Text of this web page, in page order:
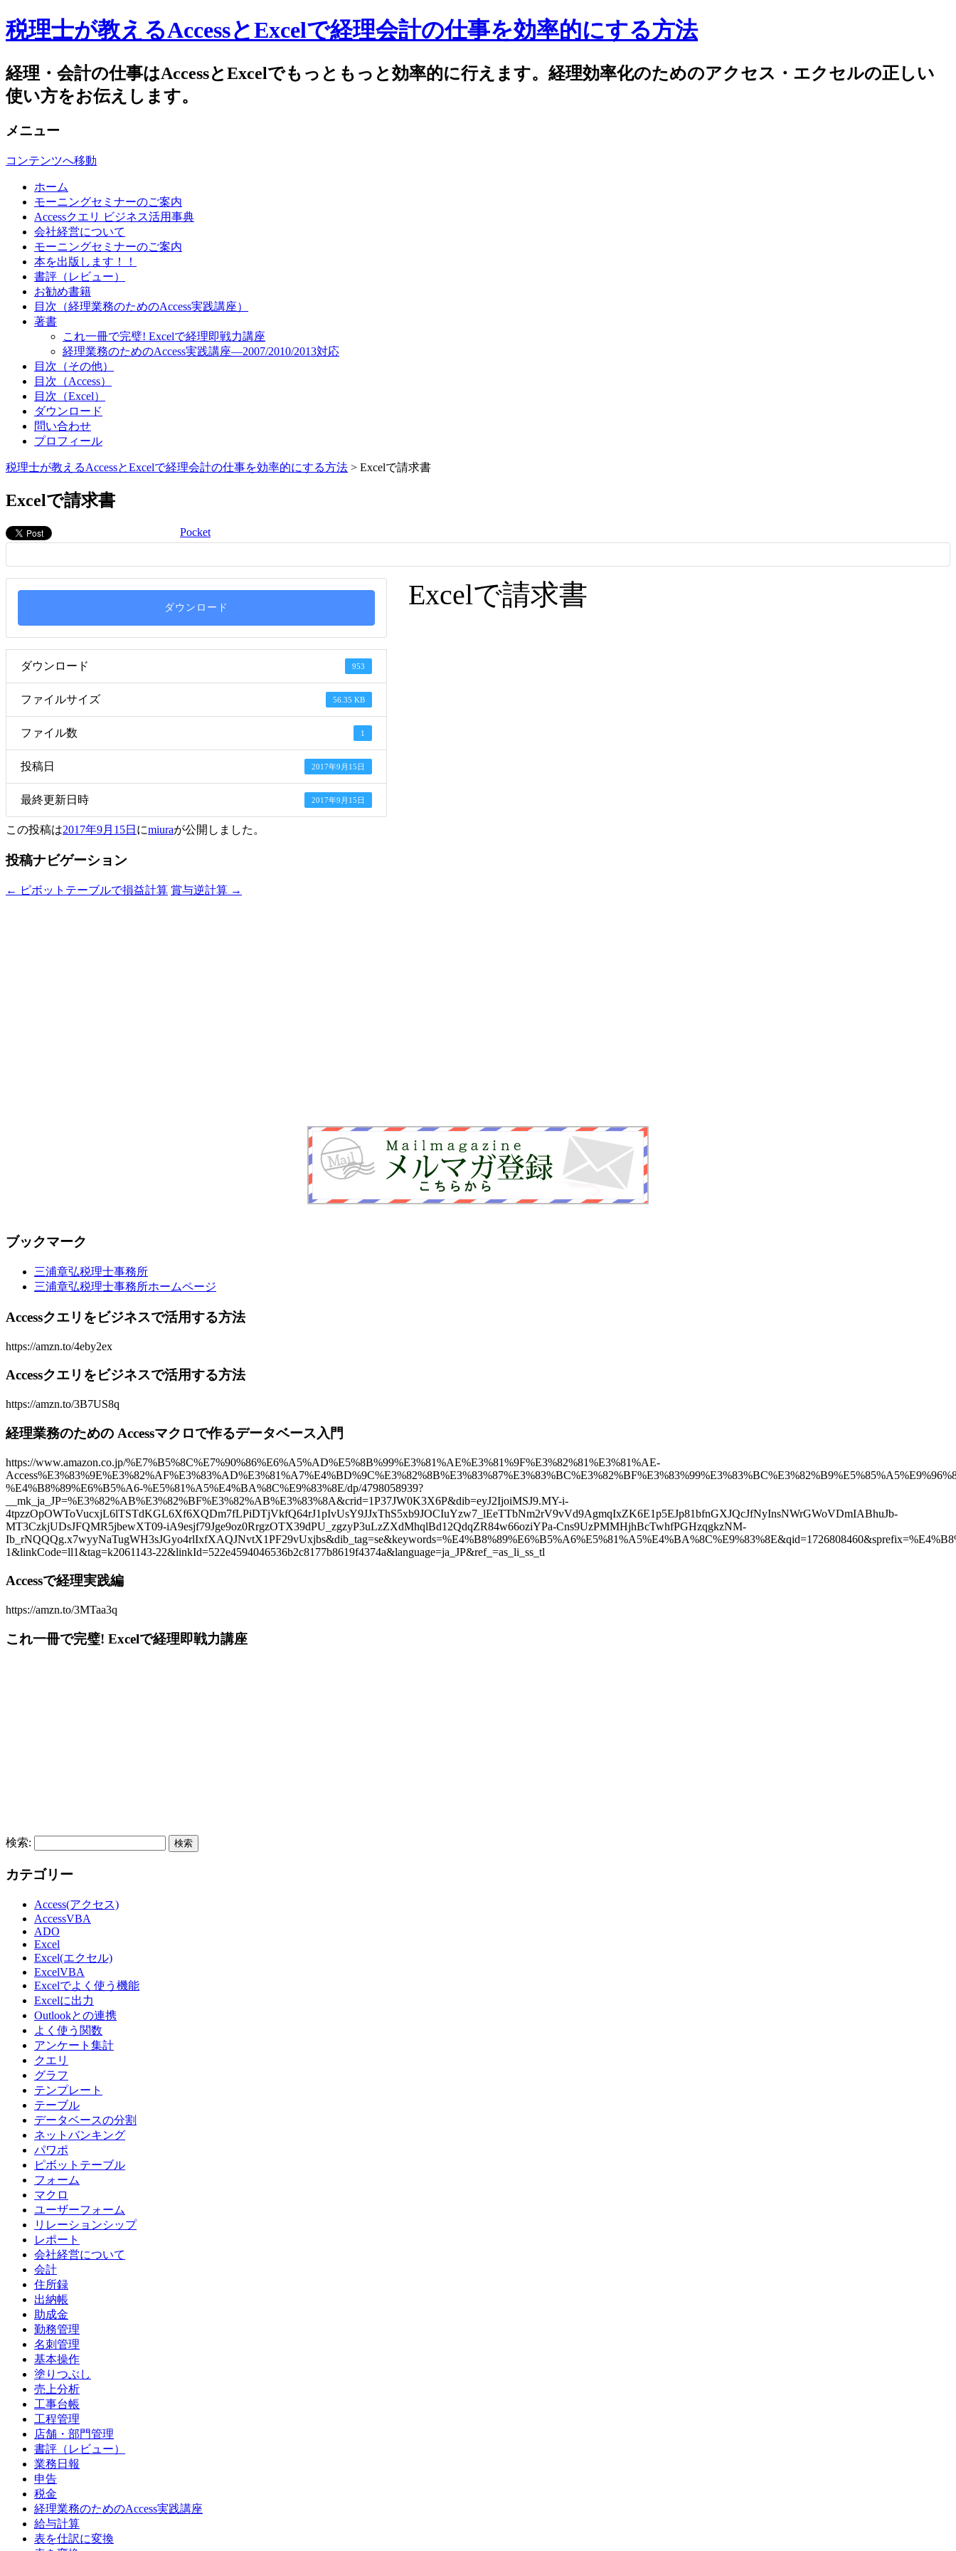
税理士が教えるAccessとExcelで経理会計の仕事を効率的にする方法
経理・会計の仕事はAccessとExcelでもっともっと効率的に行えます。経理効率化のためのアクセス・エクセルの正しい
使い方をお伝えします。
メニュー
コンテンツへ移動
ホーム
モーニングセミナーのご案内
Accessクエリ ビジネス活用事典
会社経営について
モーニングセミナーのご案内
本を出版します！！
書評（レビュー）
お勧め書籍
目次（経理業務のためのAccess実践講座）
著書
これ一冊で完璧! Excelで経理即戦力講座
経理業務のためのAccess実践講座―2007/2010/2013対応
目次（その他）
目次（Access）
目次（Excel）
ダウンロード
問い合わせ
プロフィール
税理士が教えるAccessとExcelで経理会計の仕事を効率的にする方法 > Excelで請求書
Excelで請求書
Pocket
ダウンロード
ダウンロード 953
ファイルサイズ 56.35 KB
ファイル数 1
投稿日 2017年9月15日
最終更新日時 2017年9月15日
Excelで請求書
この投稿は2017年9月15日 にmiuraが公開しました 。
投稿ナビゲーション
← ピボットテーブルで損益計算 賞与逆計算 →
ブックマーク
三浦章弘税理士事務所
三浦章弘税理士事務所ホームページ
Accessクエリをビジネスで活用する方法
https://amzn.to/4eby2ex
Accessクエリをビジネスで活用する方法
https://amzn.to/3B7US8q
経理業務のための Accessマクロで作るデータベース入門
https://www.amazon.co.jp/%E7%B5%8C%E7%90%86%E6%A5%AD%E5%8B%99%E3%81%AE%E3%81%9F%E3%82%81%E3%81%AE-
%E4%B8%89%E6%B5%A6-%E5%81%A5%E4%BA%8C%E9%83%8E/dp/4798058939?
__mk_ja_JP=%E3%82%AB%E3%82%BF%E3%82%AB%E3%83%8A&crid=1P37JW0K3X6P&dib=eyJ2IjoiMSJ9.MY-i-
4tpzzOpOWToVucxjL6lTSTdKGL6Xf6XQDm7fLPiDTjVkfQ64rJ1pIvUsY9JJxThS5xb9JOCIuYzw7_lEeTTbNm2rV9vVd9AgmqIxZK6E1p5EJp81bfnGXJQcJfNyInsNWrGWoVDmIABhuJb-
MT3CzkjUDsJFQMR5jbewXT09-iA9esjf79Jge9oz0RrgzOTX39dPU_zgzyP3uLzZXdMhqlBd12QdqZR84w66oziYPa-Cns9UzPMMHjhBcTwhfPGHzqgkzNM-
1&linkCode=ll1&tag=k2061143-22&linkId=522e4594046536b2c8177b8619f4374a&language=ja_JP&ref_=as_li_ss_tl
Accessで経理実践編
https://amzn.to/3MTaa3q
これ一冊で完璧! Excelで経理即戦力講座
検索:
カテゴリー
Access(アクセス)
AccessVBA
ADO
Excel
Excel(エクセル)
ExcelVBA
Excelでよく使う機能
Excelに出力
Outlookとの連携
よく使う関数
アンケート集計
クエリ
グラフ
テンプレート
テーブル
データベースの分割
ネットバンキング
パワポ
ピボットテーブル
フォーム
マクロ
ユーザーフォーム
リレーションシップ
レポート
会社経営について
会計
住所録
出納帳
助成金
勤務管理
名刺管理
基本操作
塗りつぶし
売上分析
工事台帳
工程管理
店舗・部門管理
書評（レビュー）
業務日報
申告
税金
経理業務のためのAccess実践講座
給与計算
表を仕訳に変換